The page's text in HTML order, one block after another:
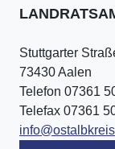
Stuttgarter
73430 Aalen
Telefon 07361
Telefax 07361